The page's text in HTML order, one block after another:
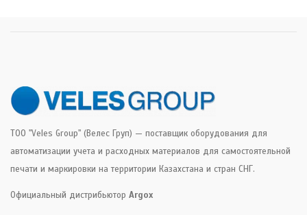
ТОО "Veles Group" (Велес Груп) — поставщик оборудования для
автоматизации учета и расходных материалов для самостоятельной
печати и маркировки на территории Казахстана и стран СНГ.
Официальный дистрибьютор Argox